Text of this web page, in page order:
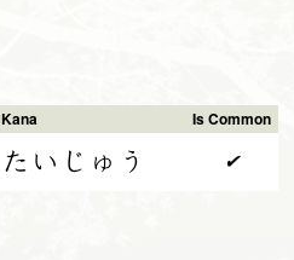
Kana Is Common
たいじゅう ✔